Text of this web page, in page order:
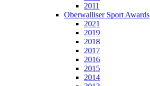
2011
Oberwalliser Sport Awards
2021
2019
2018
2017
2016
2015
2014